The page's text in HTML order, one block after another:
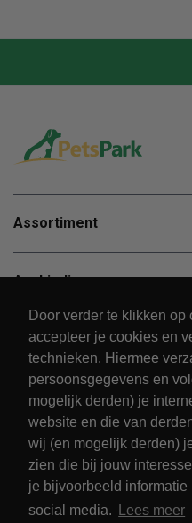
Door verder te klikken op
accepteer je cookies en
technieken. Hiermee
persoonsgegevens en
mogelijk derden) je
website en die van
wij (en mogelijk derden)
zien die bij jouw
je bijvoorbeeld informatie
social media.
Lees meer
Assortiment
Aanbiedingen
Klantenservice